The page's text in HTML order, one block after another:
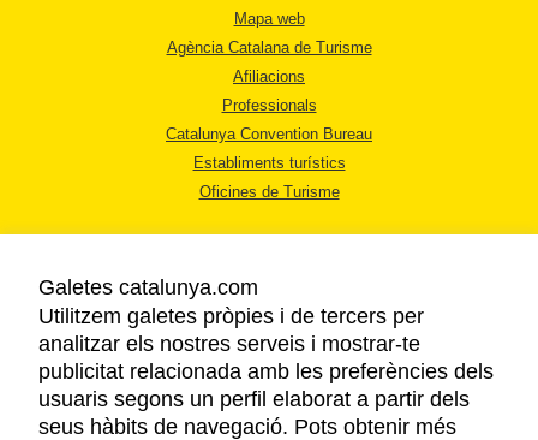
Mapa web
Agència Catalana de Turisme
Afiliacions
Professionals
Catalunya Convention Bureau
Establiments turístics
Oficines de Turisme
AVÍS LEGAL
POLÍTICA DE PRIVACITAT
COOKIES
Galetes catalunya.com
Utilitzem galetes pròpies i de tercers per
analitzar els nostres serveis i mostrar-te
publicitat relacionada amb les preferències dels
usuaris segons un perfil elaborat a partir dels
seus hàbits de navegació. Pots obtenir més